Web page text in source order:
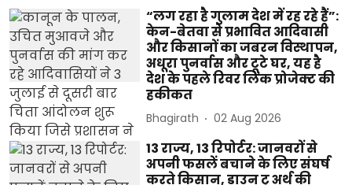
“लग रहा है गुलाम देश में रह रहे हैं”:
केन-बेतवा से प्रभावित आदिवासी
और किसानों का जबरन विस्थापन,
अधूरा पुनर्वास और टूटे घर, यह है
देश के पहले रिवर लिंक प्रोजेक्ट की
हकीकत
Bhagirath 02 Aug 2026
13 राज्य, 13 रिपोर्टर: जानवरों से
अपनी फसलें बचाने के लिए संघर्ष
करते किसान, डाउन टू अर्थ की